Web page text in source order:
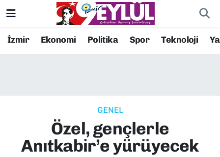
İzmir Ekonomi Politika Spor Teknoloji
GENEL
Özel, gençlerle
Anıtkabir’e yürüyecek
Resmi İlanlar
EKONOMİ
Konak Nöbetçi Eczaneler
Süper Lig Puan Durumu ve Fikstür
Tüm Manşetler